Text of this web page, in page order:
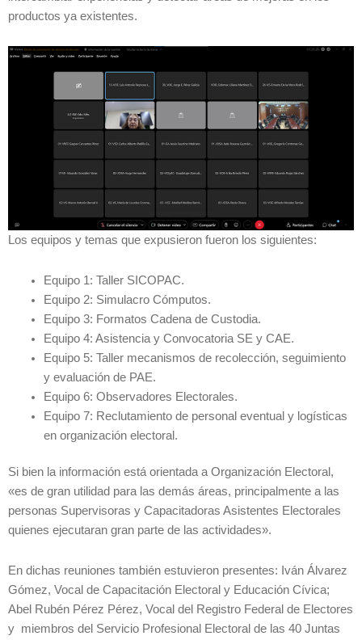
productos ya existentes.
Los equipos y temas que expusieron fueron los siguientes:
Equipo 1: Taller SICOPAC.
Equipo 2: Simulacro Cómputos.
Equipo 3: Formatos Cadena de Custodia.
Equipo 4: Asistencia y Convocatoria SE y CAE.
Equipo 5: Taller mecanismos de recolección, seguimiento
y evaluación de PAE.
Equipo 6: Observadores Electorales.
Equipo 7: Reclutamiento de personal eventual y logísticas
en organización electoral.
Si bien la información está orientada a Organización Electoral,
«es de gran utilidad para las demás áreas, principalmente a las
personas Supervisoras y Capacitadoras Asistentes Electorales
quienes ejecutaran gran parte de las actividades».
En dichas reuniones también estuvieron presentes: Iván Álvarez
Gómez, Vocal de Capacitación Electoral y Educación Cívica;
Abel Rubén Pérez Pérez, Vocal del Registro Federal de Electores
y miembros del Servicio Profesional Electoral de las 40 Juntas